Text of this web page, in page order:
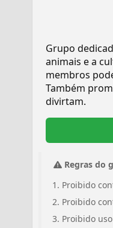
Grupo
animais e a
membros
Também
divirtam.
Regras do
Proibido
Proibido
Proibido